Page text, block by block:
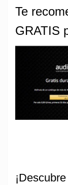
Te
GRATIS